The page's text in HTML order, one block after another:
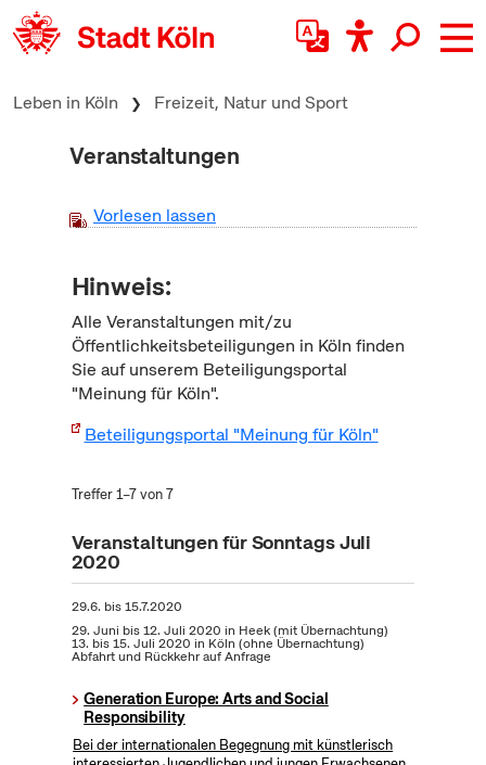
zum Inhalt springen
Leben in Köln Freizeit, Natur und Sport
Veranstaltungen
Vorlesen lassen
Hinweis:
Alle Veranstaltungen mit/zu
Öffentlichkeitsbeteiligungen in Köln finden
Sie auf unserem Beteiligungsportal
"Meinung für Köln".
Beteiligungsportal "Meinung für Köln"
Treffer 1–7 von 7
Veranstaltungen für Sonntags Juli
2020
29.6. bis15.7.2020
29. Juni bis 12. Juli 2020 in Heek (mit Übernachtung)
13. bis 15. Juli 2020 in Köln (ohne Übernachtung)
Abfahrt und Rückkehr auf Anfrage
Generation Europe: Arts and Social
Responsibility
Bei der internationalen Begegnung mit künstlerisch